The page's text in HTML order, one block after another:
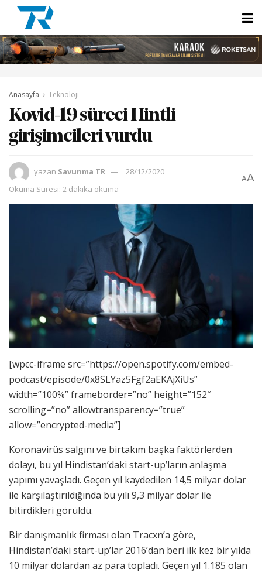
Anasayfa Teknoloji
Kovid-19 süreci Hintli
girişimcileri vurdu
yazan Savunma TR
28/12/2020
Okuma Süresi: 2 dakika okuma
AA
[wpcc-iframe src=”https://open.spotify.com/embed-
podcast/episode/0x8SLYaz5Fgf2aEKAjXiUs”
width=”100%” frameborder=”no” height=”152″
scrolling=”no” allowtransparency=”true”
allow=”encrypted-media”]
Koronavirüs salgını ve birtakım başka faktörlerden
dolayı, bu yıl Hindistan’daki start-up’ların anlaşma
yapımı yavaşladı. Geçen yıl kaydedilen 14,5 milyar dolar
ile karşılaştırıldığında bu yılı 9,3 milyar dolar ile
bitirdikleri görüldü.
Bir danışmanlık firması olan Tracxn’a göre,
Hindistan’daki start-up’lar 2016’dan beri ilk kez bir yılda
10 milyar dolardan az para topladı. Geçen yıl 1.185 olan